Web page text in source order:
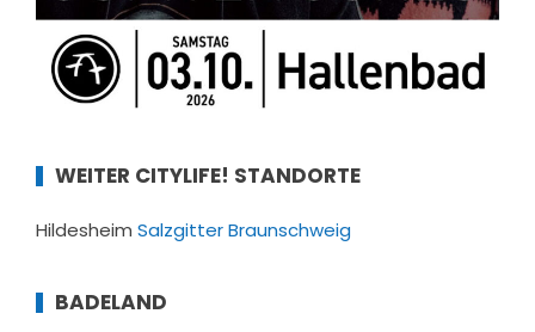
WEITER CITYLIFE! STANDORTE
Hildesheim SalzgitterBraunschweig
BADELAND